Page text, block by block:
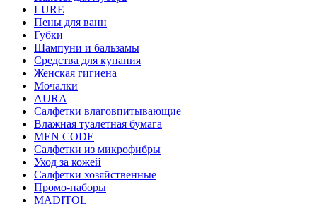
LURE
Пены для ванн
Губки
Шампуни и бальзамы
Средства для купания
Женская гигиена
Мочалки
AURA
Салфетки влаговпитывающие
Влажная туалетная бумага
MEN CODE
Салфетки из микрофибры
Уход за кожей
Салфетки хозяйственные
Промо-наборы
MADITOL